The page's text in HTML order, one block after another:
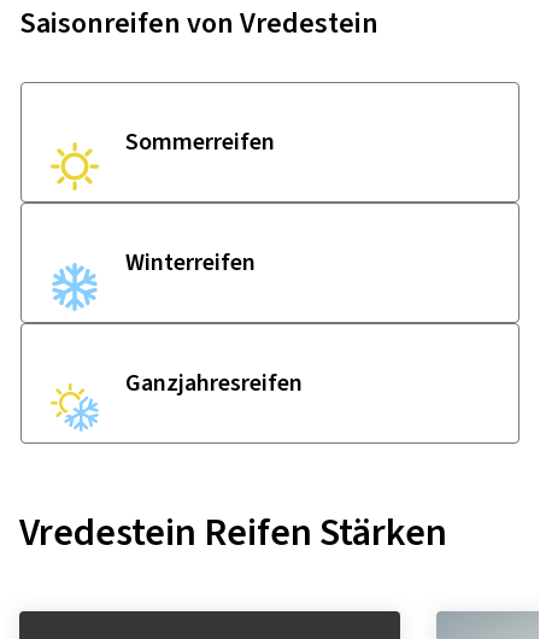
Saisonreifen von Vredestein
Sommer­reifen
Winter­reifen
Ganzjahres­reifen
Vredestein Reifen Stärken